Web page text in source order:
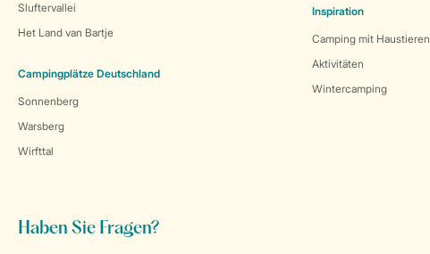
Sluftervallei
Het Land van Bartje
Campingplätze Deutschland
Sonnenberg
Warsberg
Wirfttal
Inspiration
Camping mit Haustieren
Aktivitäten
Wintercamping
Haben Sie Fragen?